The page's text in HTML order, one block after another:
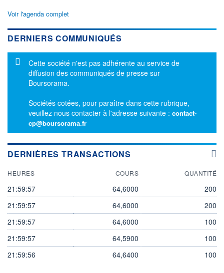
Voir l'agenda complet
DERNIERS COMMUNIQUÉS
Message d'information
Cette société n'est pas adhérente au service de
diffusion des communiqués de presse sur
Boursorama.
Sociétés cotées, pour paraître dans cette rubrique,
veuillez nous contacter à l'adresse suivante : contact-
cp@boursorama.fr
DERNIÈRES TRANSACTIONS
HEURES COURS QUANTITÉ
21:59:57 64,6000
200
21:59:57
64,6000
200
21:59:57
64,6000
100
21:59:57
64,5900
100
21:59:56
64,6400 100